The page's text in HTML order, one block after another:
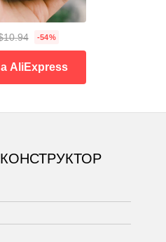
-54%
AliExpress